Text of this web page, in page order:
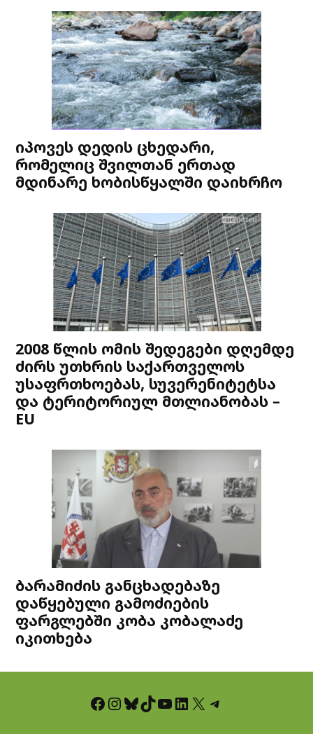
იპოვეს დედის ცხედარი,
რომელიც შვილთან ერთად
მდინარე ხობისწყალში დაიხრჩო
2008 წლის ომის შედეგები დღემდე
ძირს უთხრის საქართველოს
უსაფრთხოებას, სუვერენიტეტსა
და ტერიტორიულ მთლიანობას –
EU
ბარამიძის განცხადებაზე
დაწყებული გამოძიების
ფარგლებში კობა კობალაძე
იკითხება
Facebook InstagramBluesky TikTok YouTube LinkedIn X Telegram